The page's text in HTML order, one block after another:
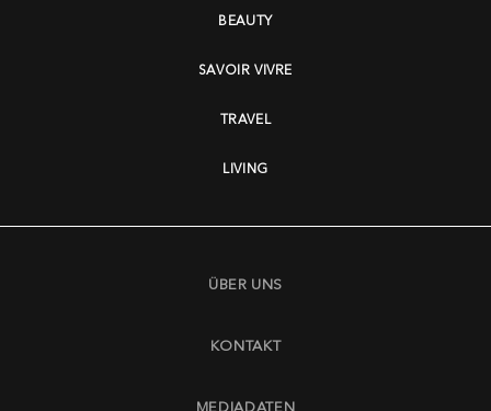
BEAUTY
SAVOIR VIVRE
TRAVEL
LIVING
ÜBER UNS
KONTAKT
MEDIADATEN